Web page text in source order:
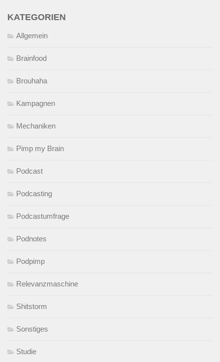
KATEGORIEN
Allgemein
Brainfood
Brouhaha
Kampagnen
Mechaniken
Pimp my Brain
Podcast
Podcasting
Podcastumfrage
Podnotes
Podpimp
Relevanzmaschine
Shitstorm
Sonstiges
Studie